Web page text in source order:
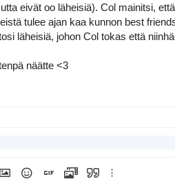
eivät oo läheisiä). Col mainitsi,
tulee ajan kaa kunnon best
läheisiä, johon Col tokas että
näätte <3
linkki
Lisää kuva
HymiötLisää GIFLisää video/media
LainausLisää